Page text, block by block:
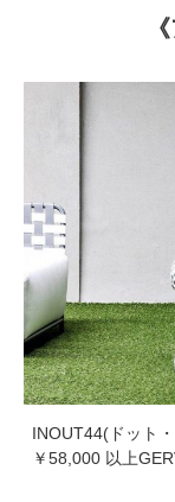
INOUT44(ドット
￥58,000 以上